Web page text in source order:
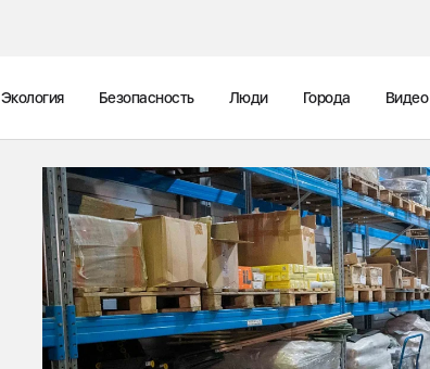
Экология Безопасность Люди Города Видео